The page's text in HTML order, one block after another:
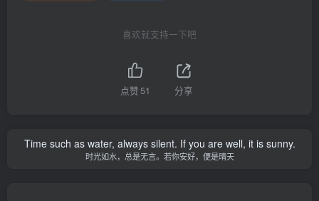
喜欢就支持一下吧
点赞 51 分享
Time such as water, always silent. If you are well, it is sunny.
时光如水，总是无言。若你安好，便是晴天